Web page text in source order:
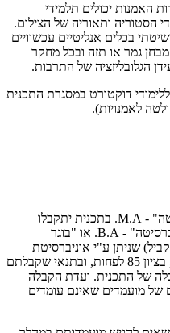
האמנות יכולים תלמידי
הסטוריה ותאוריה של הצילום.
בכלים אנליטיים עכשוויים
גמר או תזה ובכל מחקר
הגלובליזציה של התרבות.
דוקטורט במסגרת התכנית
לאמנויות).
-
M.A. בתכנית יתקבלו
-
B.A. או "בוגר
שניתן ע"י אוניברסיטת
תל-אביב וכל מוסד אקדמי מוכר, בציון 85 לפחות, ובתנאי שקבלתם
של התכנית. ועדת הקבלה
מועמדים שאינם עומדים